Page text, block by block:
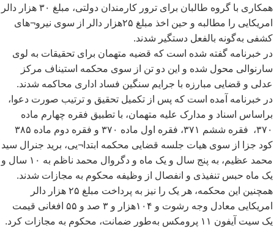
همکاری با گروه طالبان برای ترور کارمندان دولتی، مبلغ ۳۰ هزار دالر
امریکایی را مطالبه و حین اخذ مبلغ ۲۵هزار دالر از سوی نیرو¬های
کشفی بهگونه بالفعل دستگیر شدند.
در خبرنامه گفته شده است که قضیه متهمان برای تحقیقات به لوی
سارنوالی محول شده و این دو تن از سوی محکمه استیناف مرکز
عدلی و قضایی مبارزه با جرایم سنگین فساد اداری محاکمه شدند.
در خبرنامه آمده است که پس از تکمیل تحقیق و ترتیب صورت دعوا،
براساس اسناد و مدارک علیه متهمان، با تطبیق فقره چهارم ماده
۳۷۰، فقره ششم ۳۷۱، فقره اول ماده ۳۷۰ و فقره دوم ماده ۳۸۵
کود جزا از سوی هیات جلسه قضایی محکمه ابتدا¬یی، برید جنرال سید
محمد عظیم، به پنج سال و یک ماه و دگروال محمد ناظم به ۱۰ سال و
یک ماه حبس تنفیذی و انفصال از وظیفه محکوم به مجازات شدند.
همچنین این محکمه، هر یک را نیز به پرداخت مبلغ ۲۵ هزار دالر
امریکایی معادل وجه رشوت و ۱۰۴هزار و ۳ صد و ۵۵ افغانی قیمت
یک سیت آیفون ۱۱ پرومکس به
طور ضمانت، محکوم به مجازات کرد.